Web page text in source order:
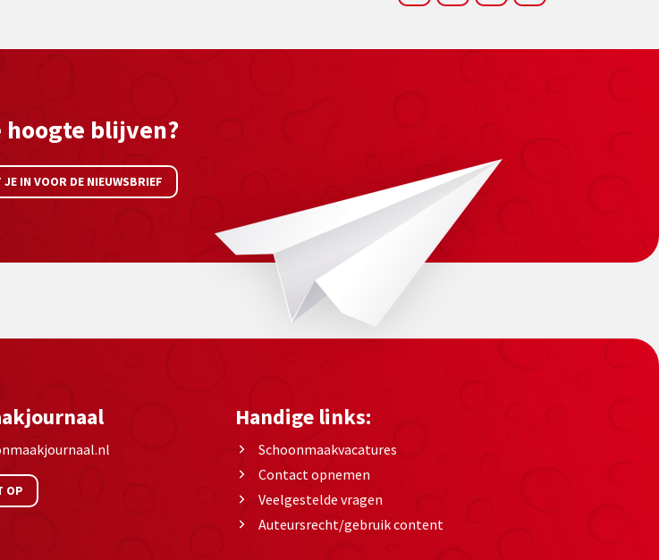
hoogte blijven?
IN VOOR DE NIEUWSBRIEF
OP
Handige links:
Schoonmaakvacatures
Contact opnemen
Veelgestelde vragen
Auteursrecht/gebruik content